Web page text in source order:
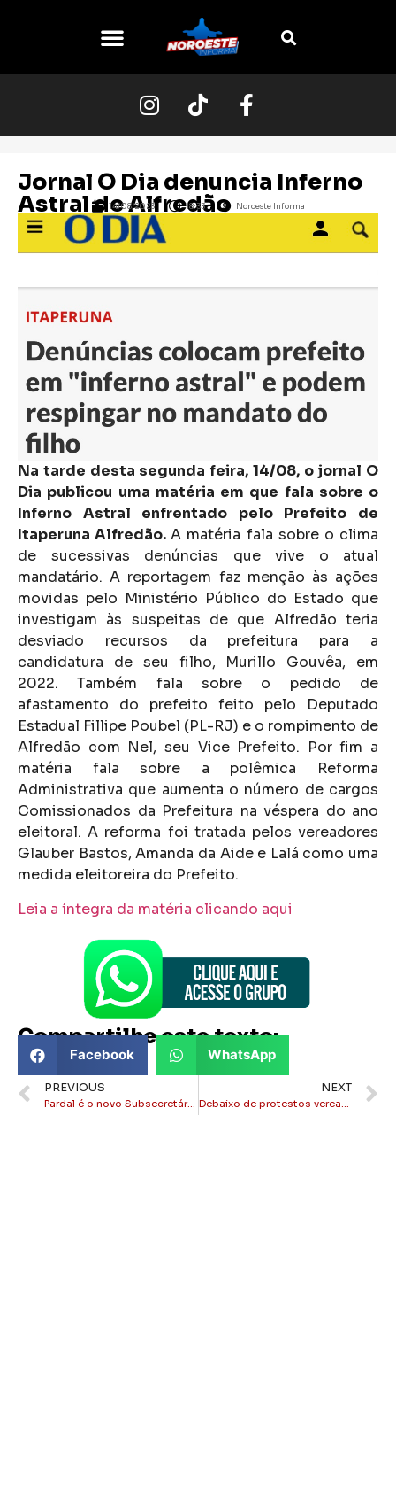
Jornal O Dia denuncia Inferno
Astral de Alfredão
14/08/2023 18:33 Noroeste Informa
Na tarde desta segunda feira, 14/08, o jornal O
Dia publicou uma matéria em que fala sobre o
Inferno Astral enfrentado pelo Prefeito de
Itaperuna Alfredão.A matéria fala sobre o clima
de sucessivas denúncias que vive o atual
mandatário. A reportagem faz menção às ações
movidas pelo Ministério Público do Estado que
investigam às suspeitas de que Alfredão teria
desviado recursos da prefeitura para a
candidatura de seu filho, Murillo Gouvêa, em
2022. Também fala sobre o pedido de
afastamento do prefeito feito pelo Deputado
Estadual Fillipe Poubel (PL-RJ) e o rompimento de
Alfredão com Nel, seu Vice Prefeito. Por fim a
matéria fala sobre a polêmica Reforma
Administrativa que aumenta o número de cargos
Comissionados da Prefeitura na véspera do ano
eleitoral. A reforma foi tratada pelos vereadores
Glauber Bastos, Amanda da Aide e Lalá como uma
medida eleitoreira do Prefeito.
Leia a íntegra da matéria clicando aqui
Compartilhe este texto:
Facebook WhatsApp
PREVIOUS
Pardal é o novo Subsecretário de Governo de Alfredão
NEXT
Debaixo de protestos vereadores de Itaperuna aprovam criação de novos cargos comissionados